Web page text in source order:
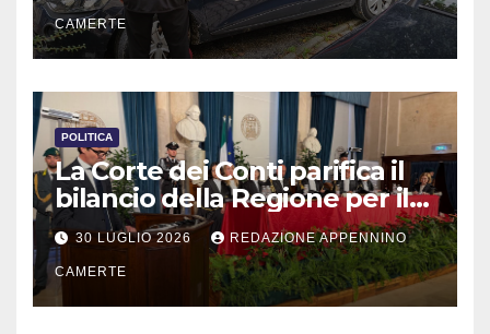
CAMERTE
POLITICA
La Corte dei Conti parifica il
bilancio della Regione per il
2025
30 LUGLIO 2026 REDAZIONE APPENNINO
CAMERTE